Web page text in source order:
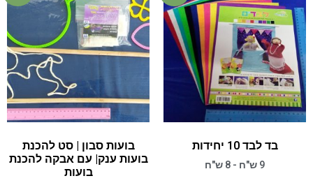
בד לבד 10 יחידות
9 ש"ח - 8 ש"ח
בועות סבון | סט להכנת
בועות ענק| עם אבקה להכנת
בועות